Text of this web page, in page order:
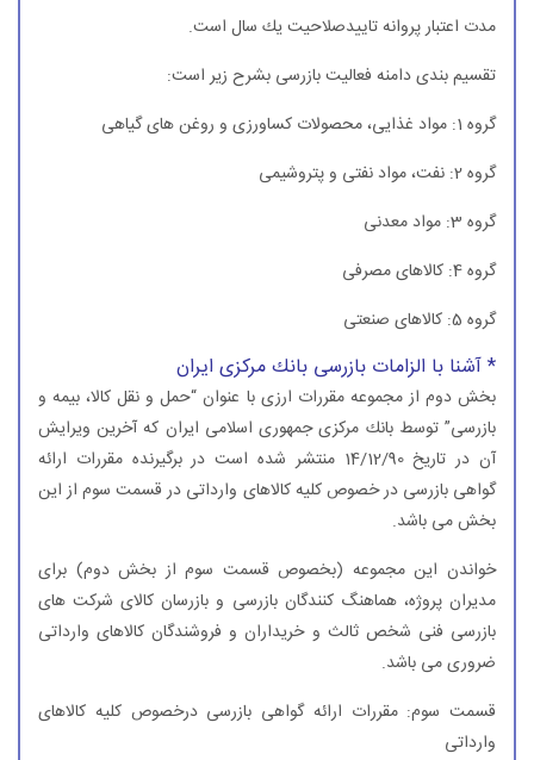
مدت اعتبار پروانه تاییدصلاحیت یك سال است.
تقسیم بندی دامنه فعالیت بازرسی بشرح زیر است:
گروه 1: مواد غذایی، محصولات كساورزی و روغن های گیاهی
گروه 2: نفت، مواد نفتی و پتروشیمی
گروه 3: مواد معدنی
گروه 4: كالاهای مصرفی
گروه 5: كالاهای صنعتی
* آشنا با الزامات بازرسی بانك مركزی ایران
بخش دوم از مجموعه مقررات ارزی با عنوان “حمل و نقل كالا، بیمه و
بازرسی” توسط بانك مركزی جمهوری اسلامی ایران كه آخرین ویرایش
آن در تاریخ 14/12/90 منتشر شده است در برگیرنده مقررات ارائه
گواهی بازرسی در خصوص كلیه كالاهای وارداتی در قسمت سوم از این
بخش می باشد.
خواندن این مجموعه (بخصوص قسمت سوم از بخش دوم) برای
مدیران پروژه، هماهنگ كنندگان بازرسی و بازرسان كالای شركت های
بازرسی فنی شخص ثالث و خریداران و فروشندگان كالاهای وارداتی
ضروری می باشد.
قسمت سوم: مقررات ارائه گواهی بازرسی درخصوص كلیه كالاهای
وارداتی